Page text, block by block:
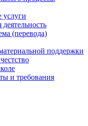
услуги
(перевода)
поддержки
и требования